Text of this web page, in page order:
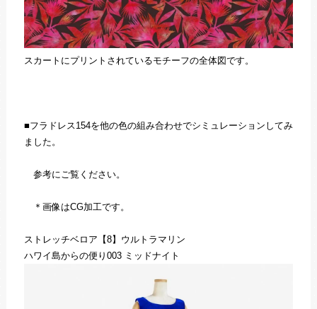
スカートにプリントされているモチーフの全体図です。
■フラドレス154を他の色の組み合わせでシミュレーションしてみ
ました。
参考にご覧ください。
＊画像はCG加工です。
ストレッチベロア【8】ウルトラマリン
ハワイ島からの便り003 ミッドナイト